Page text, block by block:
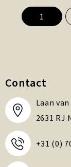
1
Contact
Laan
2631 RJ
+31 (0)